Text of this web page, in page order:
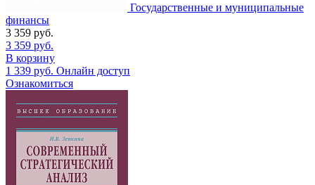
Государственные и муниципальные
финансы
3 359 руб.
3 359 руб.
В корзину
1 339 руб. Онлайн доступ
Ознакомиться